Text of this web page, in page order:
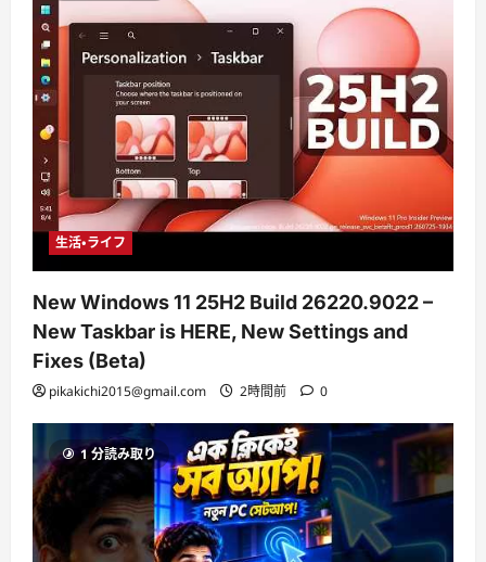
生活・ライフ
New Windows 11 25H2 Build 26220.9022 –
New Taskbar is HERE, New Settings and
Fixes (Beta)
pikakichi2015@gmail.com 2時間前 0
1 分読み取り